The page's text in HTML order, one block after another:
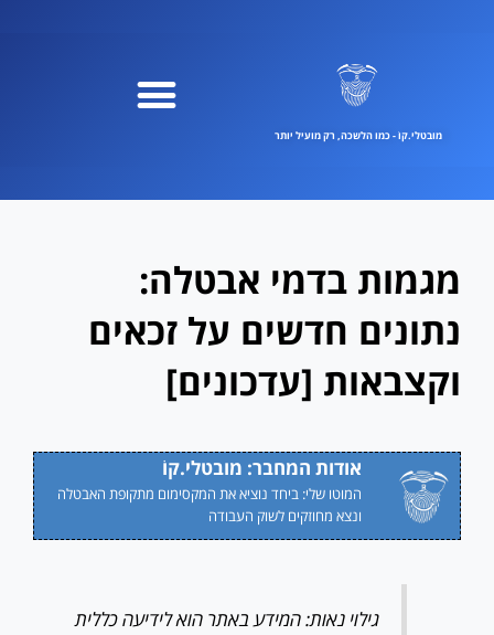
מובטלי.קוֹ - כמו הלשכה, רק מועיל יותר
מגמות בדמי אבטלה:
נתונים חדשים על זכאים
וקצבאות [עדכונים]
אודות המחבר: מובטלי.קוֹ
המוטו שלי: ביחד נוציא את המקסימום מתקופת האבטלה
ונצא מחוזקים לשוק העבודה
גילוי נאות: המידע באתר הוא לידיעה כללית